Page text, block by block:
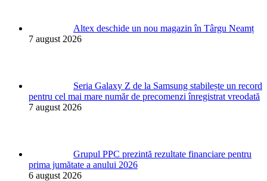
Altex deschide un nou magazin în Târgu Neamț
7 august 2026
Seria Galaxy Z de la Samsung stabilește un record
pentru cel mai mare număr de precomenzi înregistrat vreodată
7 august 2026
Grupul PPC prezintă rezultate financiare pentru
prima jumătate a anului 2026
6 august 2026